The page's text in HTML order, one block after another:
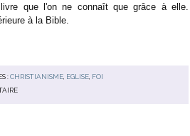
que l'on ne connaît que grâce à elle.
à la Bible.
:CHRISTIANISME, EGLISE, FOI